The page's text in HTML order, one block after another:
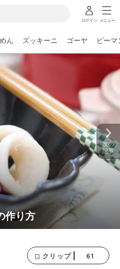
ログイン メニュー
ん ズッキーニ ゴーヤ ピーマ
作り方
次の
記事
クリップ 61